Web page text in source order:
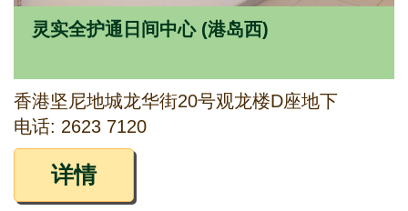
灵实全护通日间中心 (港岛西)
香港坚尼地城龙华街20号观龙楼D座地下
电话: 2623 7120
详情